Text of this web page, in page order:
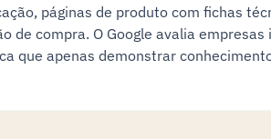
páginas de produto com fichas
compra. O Google avalia
que apenas demonstrar